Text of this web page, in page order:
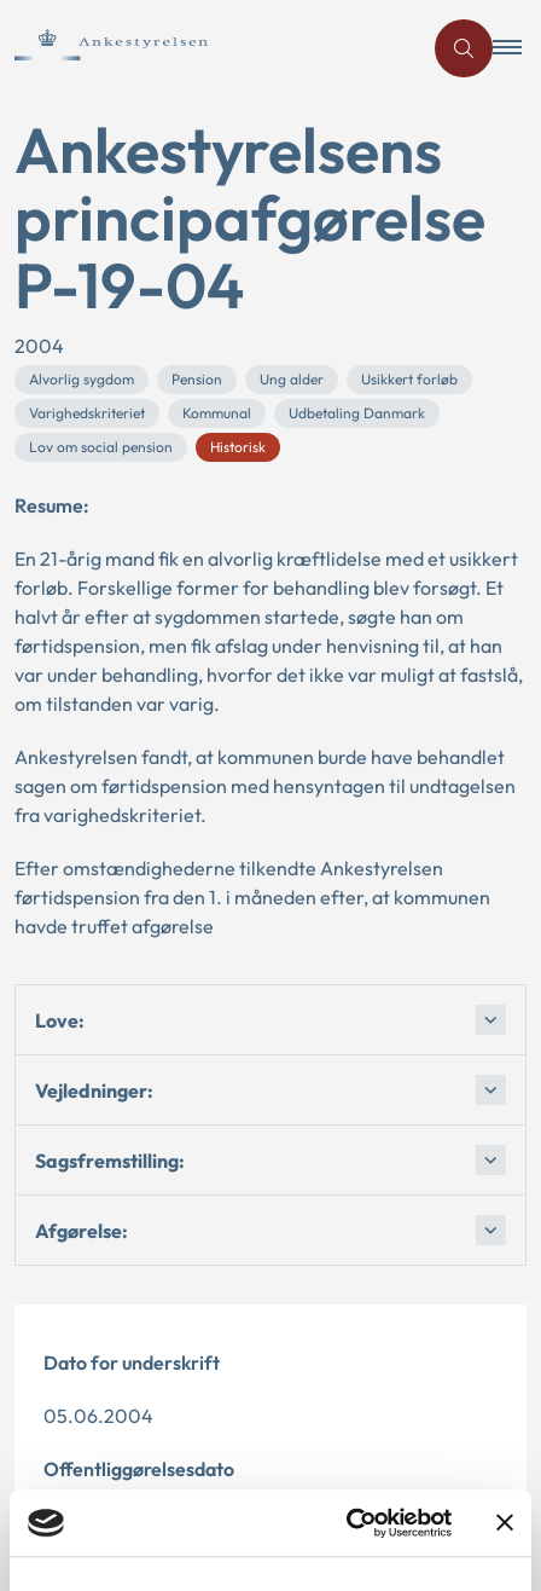
Ankestyrelsens
principafgørelse
P-19-04
2004
Alvorlig sygdom Pension Ung alder
Usikkert forløb
Varighedskriteriet
Kommunal
Udbetaling Danmark
Lov om social pension
Historisk
Resume:
En 21-årig mand fik en alvorlig kræftlidelse med et usikkert
forløb. Forskellige former for behandling blev forsøgt. Et
halvt år efter at sygdommen startede, søgte han om
førtidspension, men fik afslag under henvisning til, at han
var under behandling, hvorfor det ikke var muligt at fastslå,
om tilstanden var varig.
Ankestyrelsen fandt, at kommunen burde have behandlet
sagen om førtidspension med hensyntagen til undtagelsen
fra varighedskriteriet.
Efter omstændighederne tilkendte Ankestyrelsen
førtidspension fra den 1. i måneden efter, at kommunen
havde truffet afgørelse
Love:
Vejledninger:
Sagsfremstilling:
Afgørelse:
Dato for underskrift
05.06.2004
Offentliggørelsesdato
11.07.2013